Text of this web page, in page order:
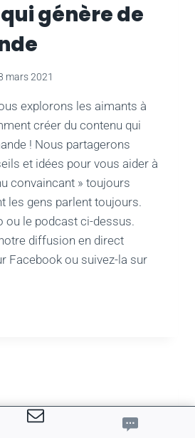
génère de
mars 2021
explorons les aimants à
créer du contenu qui
! Nous partagerons
et idées pour vous aider à
convaincant » toujours
les gens parlent toujours.
ou le podcast ci-dessus.
diffusion en direct
Facebook ou suivez-la sur